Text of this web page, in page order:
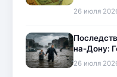
26 июля
на-Дону:
26 июля